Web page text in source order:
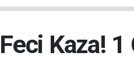
Kaza!